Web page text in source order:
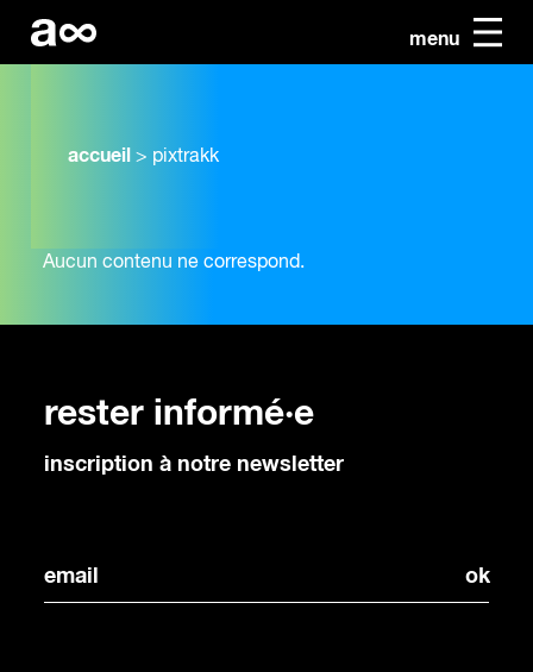
menu
accueil > pixtrakk
Aucun contenu ne correspond.
rester informé·e
inscription à notre newsletter